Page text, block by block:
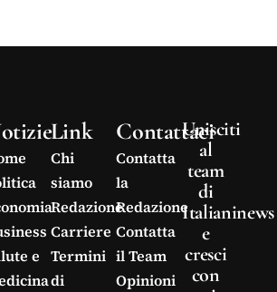
e
Link
Chi
siamo
Redazione
Carriere
Termini
di
Contattaci
Contatta
la
Redazione
Contatta
il Team
Opinioni
Unisciti
al
team
di
Italianinews
e
cresci
con